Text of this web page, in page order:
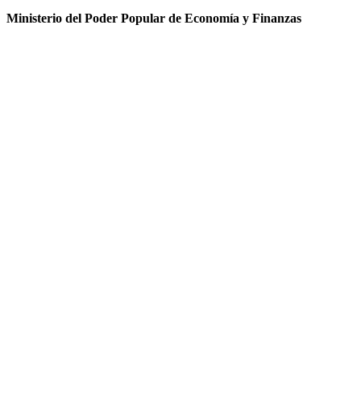
Ministerio del Poder Popular de Economía y Finanzas